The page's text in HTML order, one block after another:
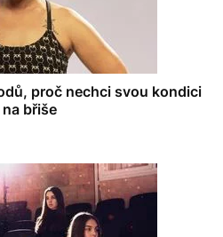
proč nechci svou kondici
břiše